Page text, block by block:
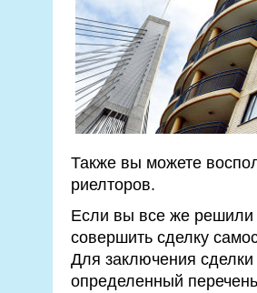
Также вы можете
риелторов.
Если вы все же решили
совершить сделку
Для заключения
определенный